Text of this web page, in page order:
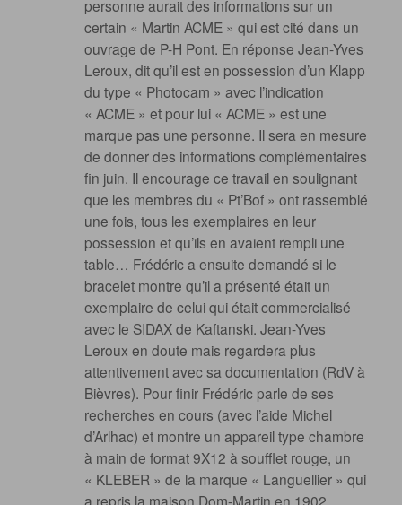
personne aurait des informations sur un
certain « Martin ACME » qui est cité dans un
ouvrage de P-H Pont. En réponse Jean-Yves
Leroux, dit qu’il est en possession d’un Klapp
du type « Photocam » avec l’indication
« ACME » et pour lui « ACME » est une
marque pas une personne. Il sera en mesure
de donner des informations complémentaires
fin juin. Il encourage ce travail en soulignant
que les membres du « Pt’Bof » ont rassemblé
une fois, tous les exemplaires en leur
possession et qu’ils en avaient rempli une
table… Frédéric a ensuite demandé si le
bracelet montre qu’il a présenté était un
exemplaire de celui qui était commercialisé
avec le SIDAX de Kaftanski. Jean-Yves
Leroux en doute mais regardera plus
attentivement avec sa documentation (RdV à
Bièvres). Pour finir Frédéric parle de ses
recherches en cours (avec l’aide Michel
d’Arlhac) et montre un appareil type chambre
à main de format 9X12 à soufflet rouge, un
« KLEBER » de la marque « Languellier » qui
a repris la maison Dom-Martin en 1902.